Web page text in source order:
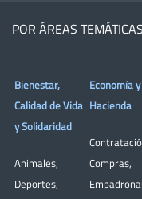
POR ÁREAS TEMÁTICAS
Bienestar,
Calidad de Vida
y Solidaridad
Animales,
Deportes,
Economía y
Hacienda
Compras,